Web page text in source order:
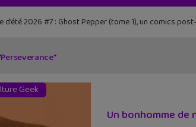
d’été 2026 #7 : Ghost Pepper (tome 1), un comics
Geek
Un bonhomme de